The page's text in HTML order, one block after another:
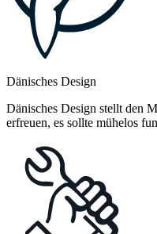
Dänisches Design
Dänisches Design stellt den
erfreuen, es sollte mühelos